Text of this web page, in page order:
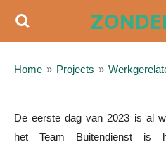
Ga
deHome » Projects »
Deeerste dag van 2023 is al
het Team Buitendienst